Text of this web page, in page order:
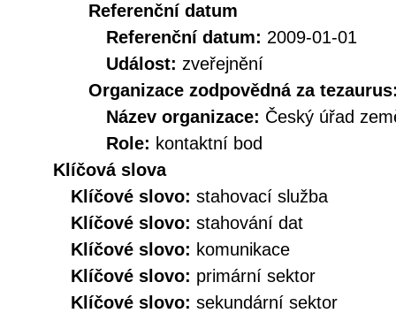
Referenční datum
Referenční datum: 2009-01-01
Událost: zveřejnění
Organizace zodpovědná za
Název organizace: Český úřad
Role: kontaktní bod
Klíčová slova
Klíčové slovo: stahovací služba
Klíčové slovo: stahování dat
Klíčové slovo: komunikace
Klíčové slovo: primární sektor
Klíčové slovo: sekundární sektor